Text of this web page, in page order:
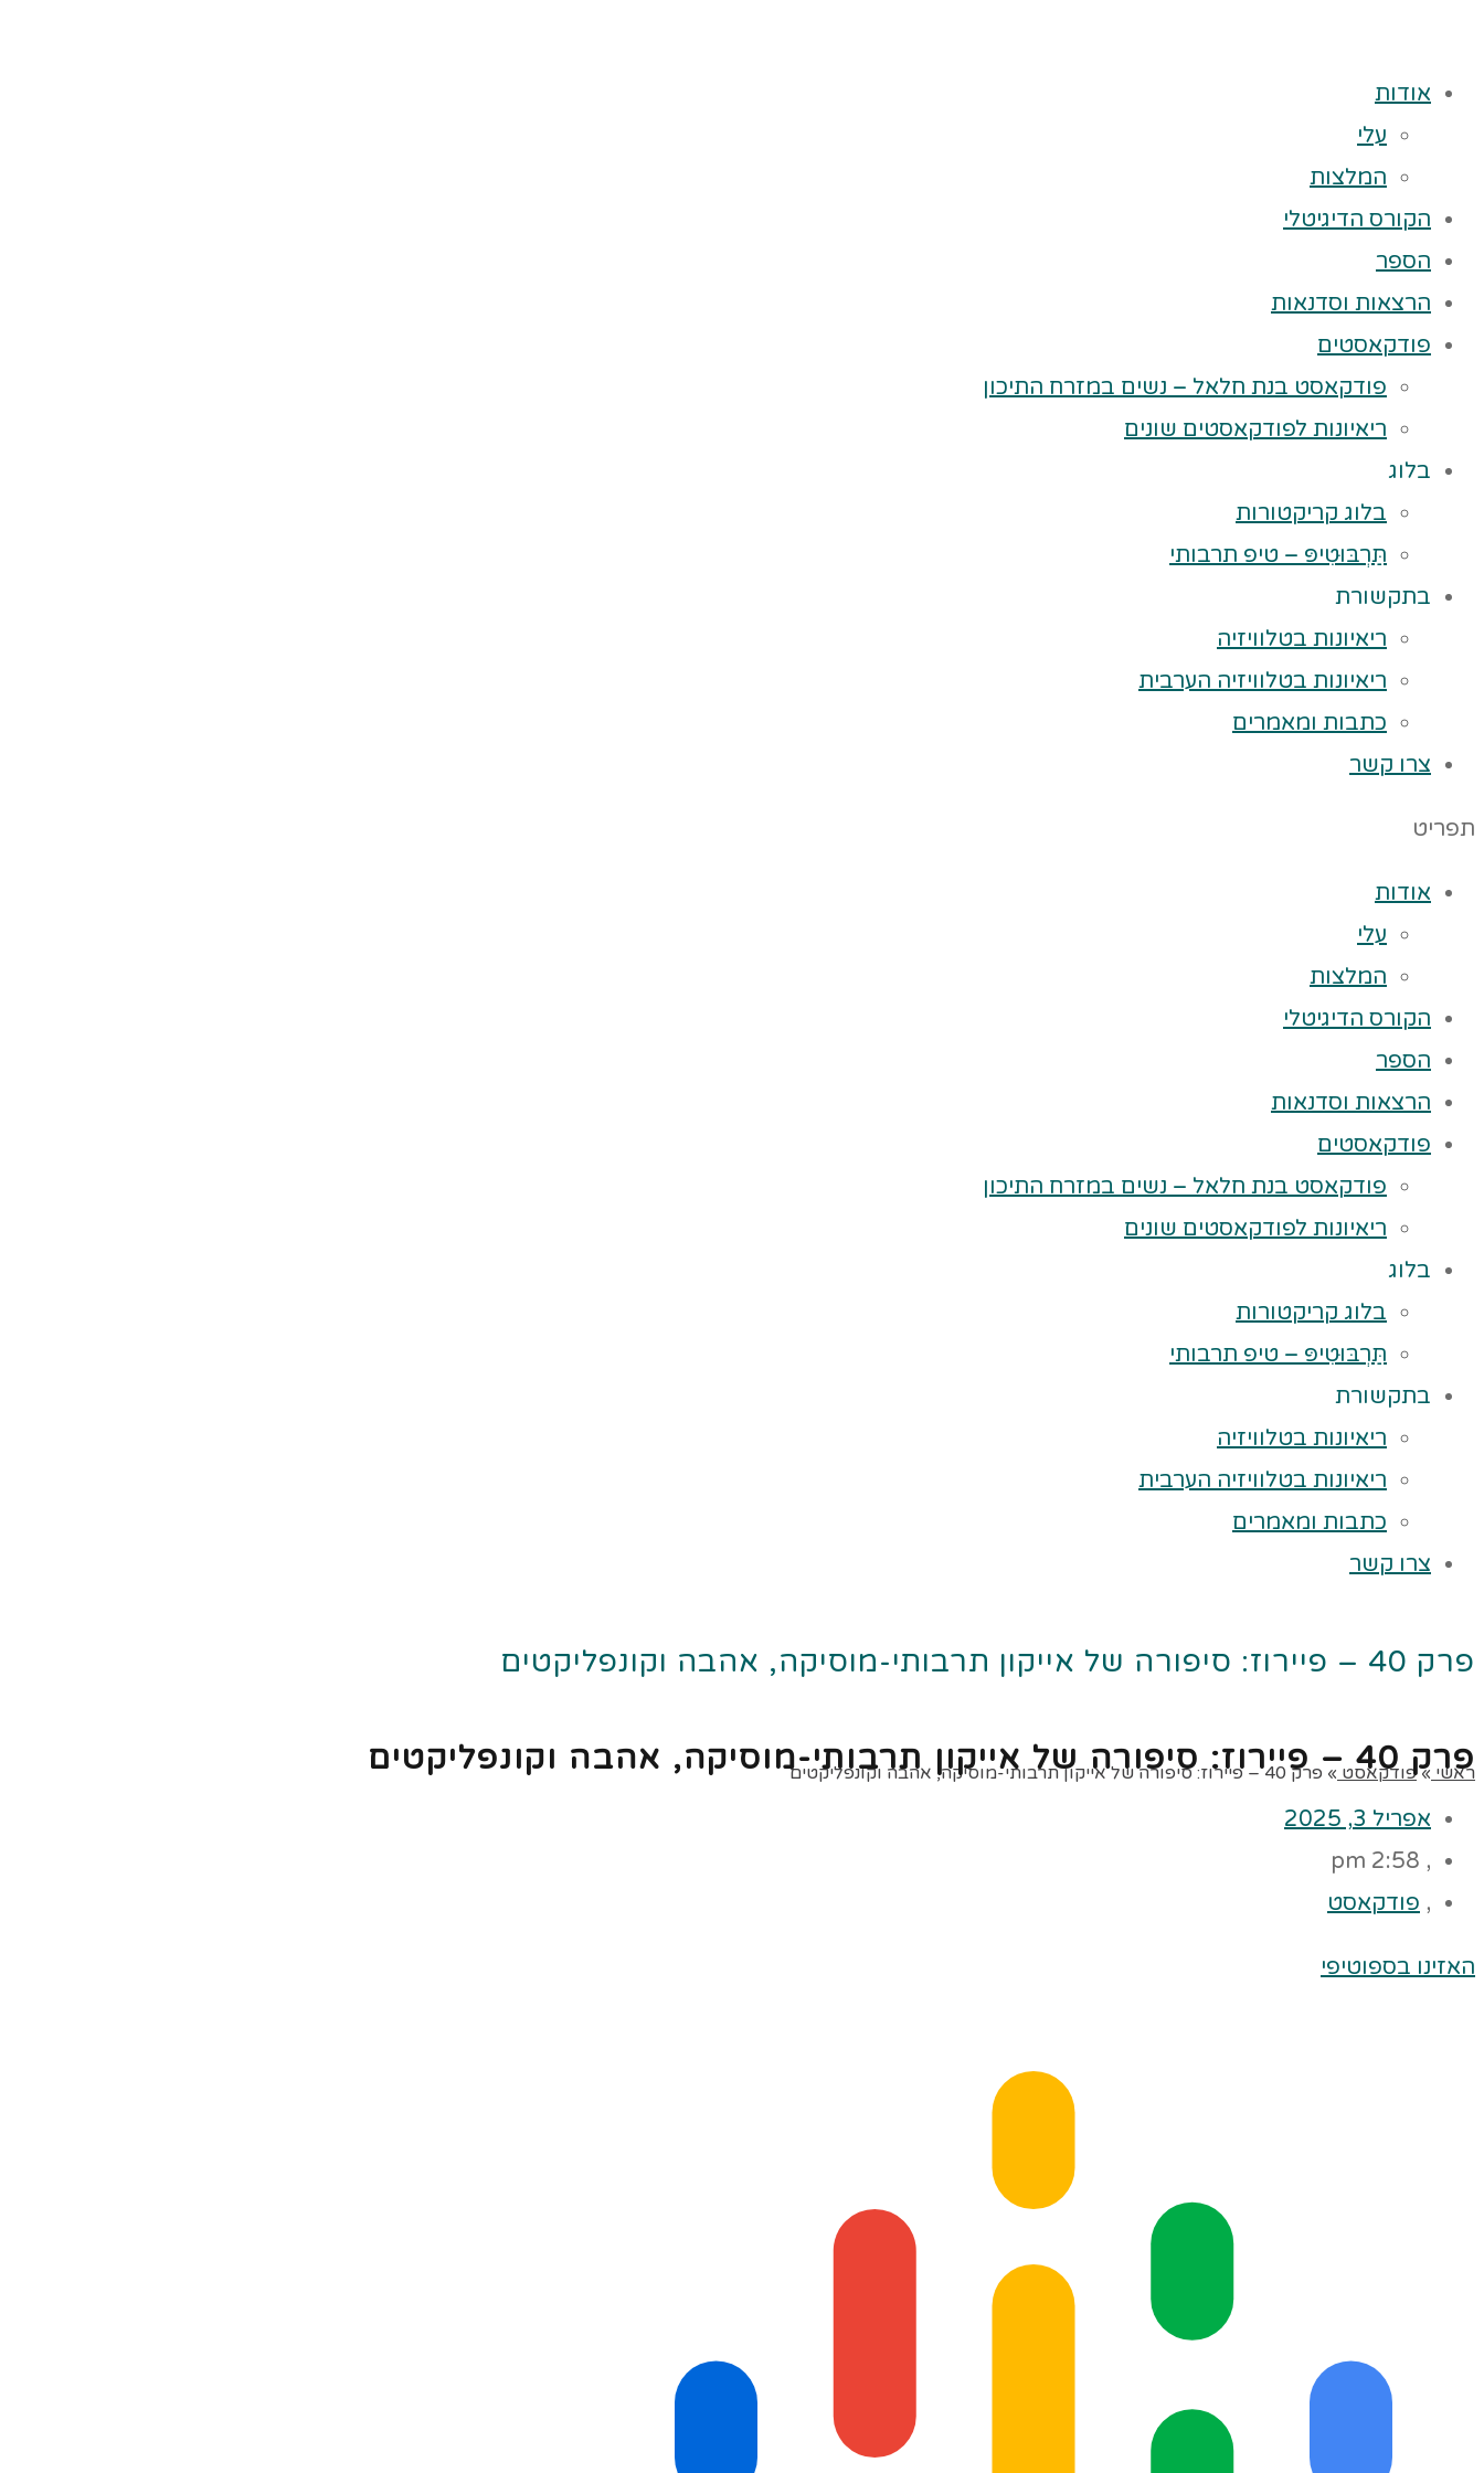
אודות
עלי
המלצות
הקורס הדיגיטלי
הספר
הרצאות וסדנאות
פודקאסטים
פודקאסט בנת חלאל – נשים במזרח התיכון
ריאיונות לפודקאסטים שונים
בלוג
בלוג קריקטורות
תַּרְבּוּטִיפּ – טיפ תרבותי
בתקשורת
ריאיונות בטלוויזיה
ריאיונות בטלוויזיה הערבית
כתבות ומאמרים
צרו קשר
תפריט
אודות
עלי
המלצות
הקורס הדיגיטלי
הספר
הרצאות וסדנאות
פודקאסטים
פודקאסט בנת חלאל – נשים במזרח התיכון
ריאיונות לפודקאסטים שונים
בלוג
בלוג קריקטורות
תַּרְבּוּטִיפּ – טיפ תרבותי
בתקשורת
ריאיונות בטלוויזיה
ריאיונות בטלוויזיה הערבית
כתבות ומאמרים
צרו קשר
פרק 40 – פיירוז: סיפורה של אייקון תרבותי-מוסיקה, אהבה וקונפליקטים
ראשי » פודקאסט » פרק 40 – פיירוז: סיפורה של אייקון תרבותי-מוסיקה, אהבה וקונפליקטים פרק 40 – פיירוז: סיפורה של אייקון תרבותי-מוסיקה, אהבה וקונפליקטים
אפריל 3, 2025
,
2:58 pm
, פודקאסט
האזינו בספוטיפי